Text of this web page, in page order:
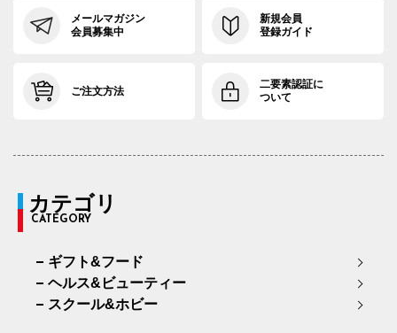
メールマガジン
会員募集中
新規会員
登録ガイド
ご注文方法
二要素認証に
ついて
カテゴリ
CATEGORY
ギフト&フード
ヘルス&ビューティー
スクール&ホビー